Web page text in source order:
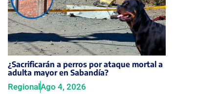
¿Sacrificarán a perros por ataque mortal a
adulta mayor en Sabandía?
RegionalAgo 4, 2026